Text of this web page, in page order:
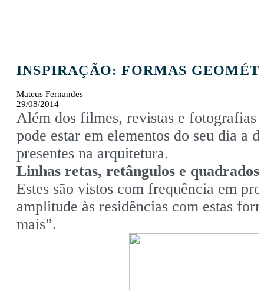
INSPIRAÇÃO: FORMAS
Mateus Fernandes
29/08/2014
Além dos filmes, revistas e fotografias
pode estar em elementos do seu dia a
presentes na arquitetura.
Linhas retas, retângulos e quadrados
Estes são vistos com frequência em
amplitude às residências com estas
mais”.